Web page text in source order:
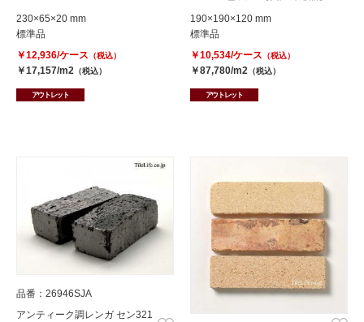
230×65×20 mm
標準品
￥12,936/ケース （税込）
￥17,157/m2 （税込）
アウトレット
190×190×120 mm
標準品
￥10,534/ケース （税込）
￥87,780/m2 （税込）
アウトレット
品番：26946SJA
アンティーク調レンガ セン321